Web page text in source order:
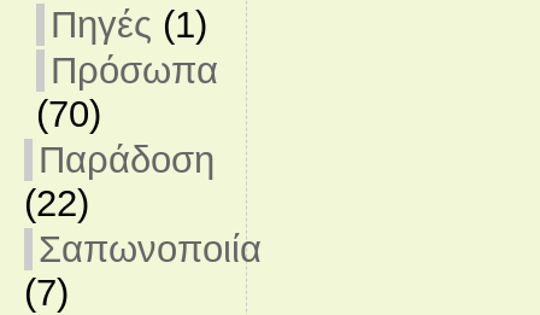
Πηγές (1)
Πρόσωπα
(70)
Παράδοση
(22)
Σαπωνοποιία
(7)